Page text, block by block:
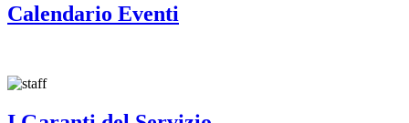
Calendario Eventi